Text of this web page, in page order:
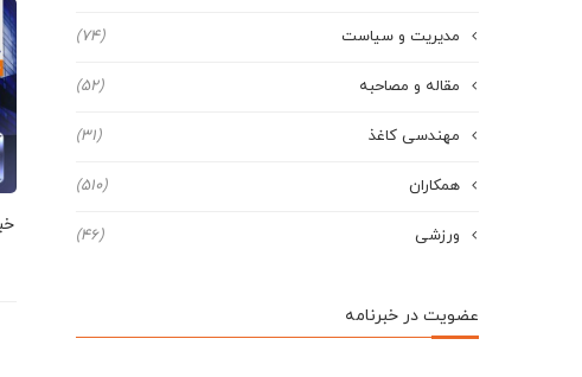
مدیریت و سیاست (74)
مقاله و مصاحبه (52)
مهندسی کاغذ (31)
همکاران (510)
ورزشی (46)
عضویت در خبرنامه